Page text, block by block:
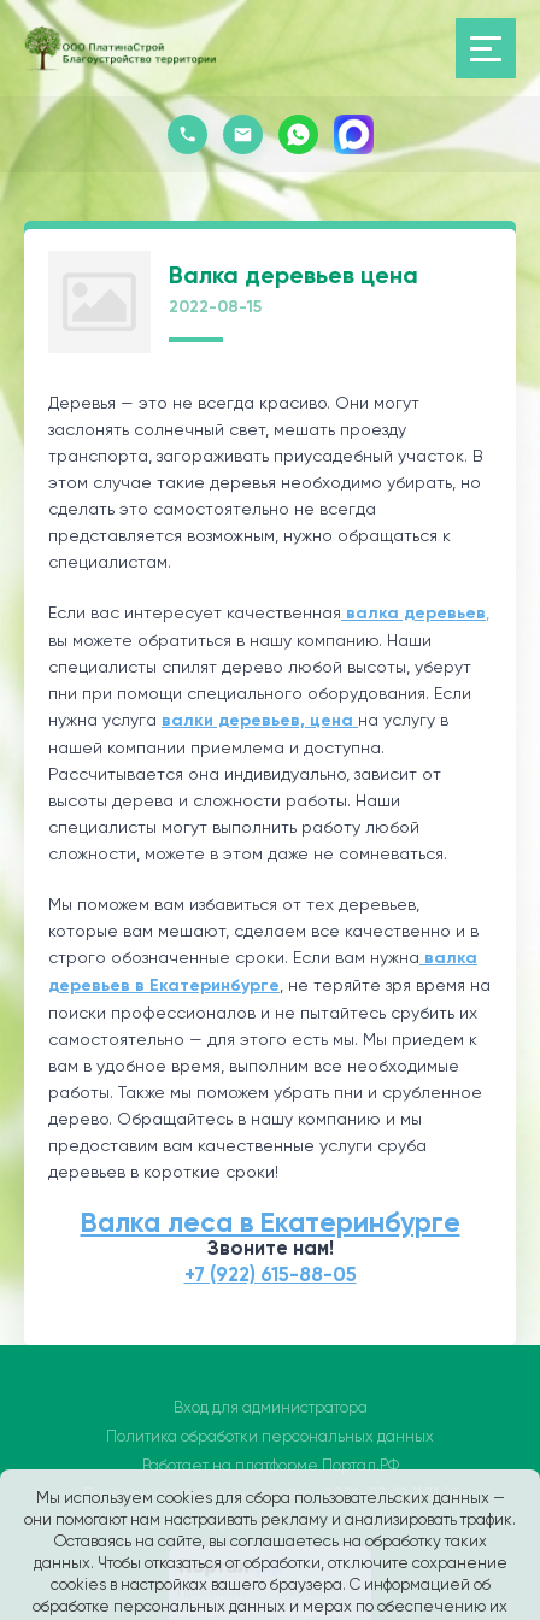
Мы используем cookies для сбора пользовательских данных —
они помогают нам настраивать рекламу и анализировать трафик.
Оставаясь на сайте, вы соглашаетесь на обработку таких
данных. Чтобы отказаться от обработки, отключите сохранение
cookies в настройках вашего браузера. С информацией об
обработке персональных данных и мерах по обеспечению их
Валка деревьев цена
2022-08-15
Деревья — это не всегда красиво. Они могут
заслонять солнечный свет, мешать проезду
транспорта, загораживать приусадебный участок. В
этом случае такие деревья необходимо убирать, но
сделать это самостоятельно не всегда
представляется возможным, нужно обращаться к
специалистам.
Если вас интересует качественная валка деревьев
вы можете обратиться в нашу компанию. Наши
специалисты спилят дерево любой высоты, уберут
пни при помощи специального оборудования. Если
нужна услуга валки деревьев, цена на услугу в
нашей компании приемлема и доступна.
Рассчитывается она индивидуально, зависит от
высоты дерева и сложности работы. Наши
специалисты могут выполнить работу любой
сложности, можете в этом даже не сомневаться.
Мы поможем вам избавиться от тех деревьев,
которые вам мешают, сделаем все качественно и в
строго обозначенные сроки. Если вам нужна валка
деревьев в Екатеринбурге , не теряйте зря время на
поиски профессионалов и не пытайтесь срубить их
самостоятельно — для этого есть мы. Мы приедем к
вам в удобное время, выполним все необходимые
работы. Также мы поможем убрать пни и срубленное
дерево. Обращайтесь в нашу компанию и мы
предоставим вам качественные услуги сруба
деревьев в короткие сроки!
Валка леса в Екатеринбурге
Звоните нам!
+7 (922) 615-88-05
Вход для администратора
Политика обработки персональных данных
Работает на платформеПортал.РФ
Последние обновление сайта: 2026-03-12 11:31:26
Центр поддержки пользователей